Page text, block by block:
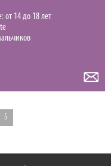
от 14 до 18 лет
5